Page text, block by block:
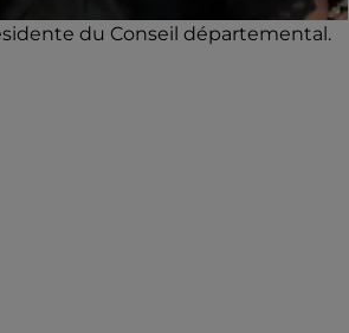
du Conseil départemental.